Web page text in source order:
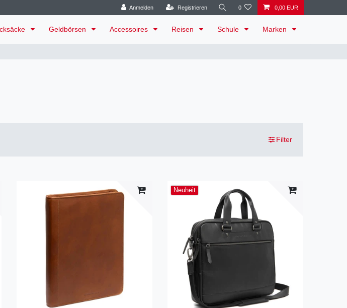
Anmelden Registrieren 0 0,00 EUR
Geldbörsen Accessoires Reisen Schule Marken
Filter
Neuheit